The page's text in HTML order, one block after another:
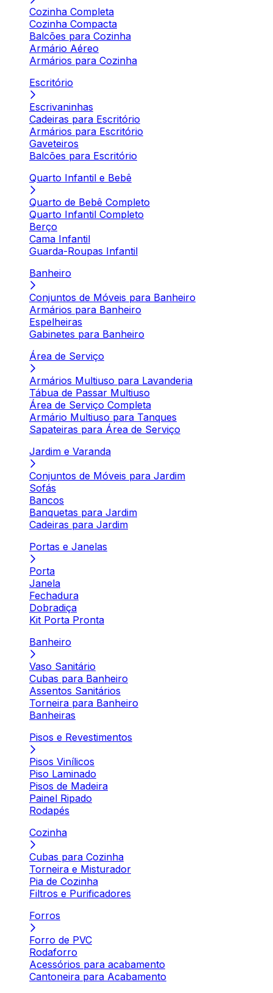
Cozinha Completa
Cozinha Compacta
Balcões para Cozinha
Armário Aéreo
Armários para Cozinha
Escritório
Escrivaninhas
Cadeiras para Escritório
Armários para Escritório
Gaveteiros
Balcões para Escritório
Quarto Infantil e Bebê
Quarto de Bebê Completo
Quarto Infantil Completo
Berço
Cama Infantil
Guarda-Roupas Infantil
Banheiro
Conjuntos de Móveis para Banheiro
Armários para Banheiro
Espelheiras
Gabinetes para Banheiro
Área de Serviço
Armários Multiuso para Lavanderia
Tábua de Passar Multiuso
Área de Serviço Completa
Armário Multiuso para Tanques
Sapateiras para Área de Serviço
Jardim e Varanda
Conjuntos de Móveis para Jardim
Sofás
Bancos
Banquetas para Jardim
Cadeiras para Jardim
Portas e Janelas
Porta
Janela
Fechadura
Dobradiça
Kit Porta Pronta
Banheiro
Vaso Sanitário
Cubas para Banheiro
Assentos Sanitários
Torneira para Banheiro
Banheiras
Pisos e Revestimentos
Pisos Vinílicos
Piso Laminado
Pisos de Madeira
Painel Ripado
Rodapés
Cozinha
Cubas para Cozinha
Torneira e Misturador
Pia de Cozinha
Filtros e Purificadores
Forros
Forro de PVC
Rodaforro
Acessórios para acabamento
Cantoneira para Acabamento